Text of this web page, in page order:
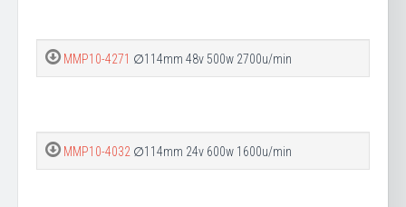
MMP10-4271 ∅114mm 48v 500w 2700u/min
MMP10-4032 ∅114mm 24v 600w 1600u/min